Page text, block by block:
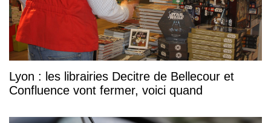
Lyon : les librairies Decitre de Bellecour et
Confluence vont fermer, voici quand